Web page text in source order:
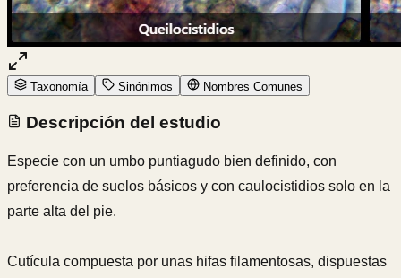
Taxonomía Sinónimos Nombres Comunes
Descripción del estudio
Especie con un umbo puntiagudo bien definido, con
preferencia de suelos básicos y con caulocistidios solo en la
parte alta del pie.
Cutícula compuesta por unas hifas filamentosas, dispuestas